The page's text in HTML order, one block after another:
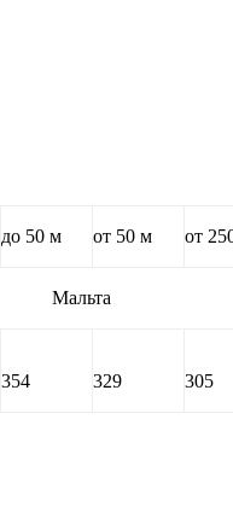
до 50 м от 50 м от
Мальта
354
329 305